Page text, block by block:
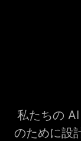
私たちの
のために設